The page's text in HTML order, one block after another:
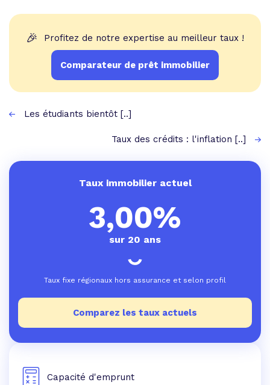
🎉 Profitez de notre expertise au meilleur taux !
Comparateur de prêt immobilier
Les étudiants bientôt [..]
Taux des crédits : l'inflation [..]
Taux immobilier actuel
3,00%
sur 20 ans
Taux fixe régionaux hors assurance et selon profil
Comparez les taux actuels
Capacité d'emprunt